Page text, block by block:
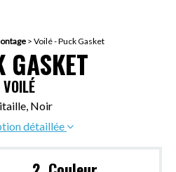
> Voilé - Puck Gasket
GASKET
VOILÉ
Noir
détaillée